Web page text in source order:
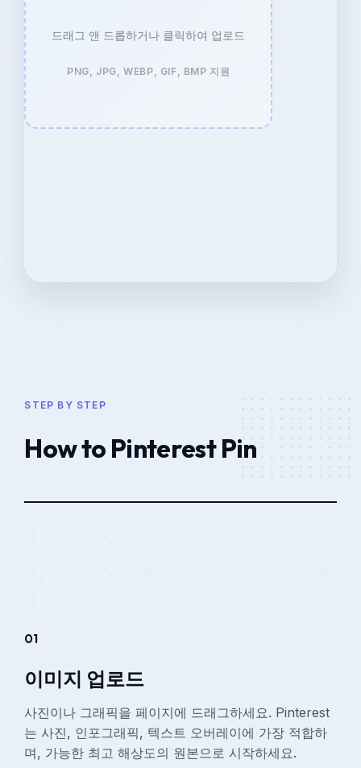
드래그 앤 드롭하거나 클릭하여 업로드
PNG, JPG, WEBP, GIF, BMP 지원
STEP BY STEP
How to Pinterest Pin
01
이미지 업로드
사진이나 그래픽을 페이지에 드래그하세요. Pinterest
는 사진, 인포그래픽, 텍스트 오버레이에 가장 적합하
며, 가능한 최고 해상도의 원본으로 시작하세요.